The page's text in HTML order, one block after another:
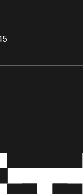
maskiner
,
forbindelse
anlæg
almindelig